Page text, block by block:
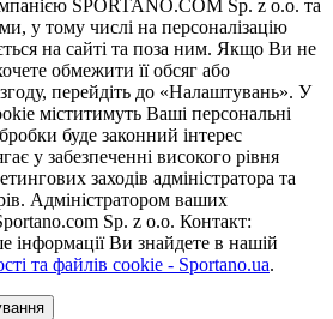
SPORTANO.COM Sp. z o.o. та
у тому числі на персоналізацію
на сайті та поза ним. Якщо Ви не
обмежити її обсяг або
перейдіть до «Налаштувань». У
міститимуть Ваші персональні
буде законний інтерес
у забезпеченні високого рівня
заходів адміністратора та
Адміністратором ваших
Sp. z o.o. Контакт:
інформації Ви знайдете в нашій
та файлів cookie - Sportano.ua.